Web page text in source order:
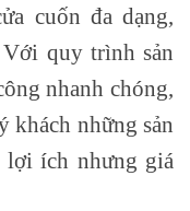
cuốn đa dạng,
quy trình sản
nhanh chóng,
khách những sản
lợi ích nhưng giá